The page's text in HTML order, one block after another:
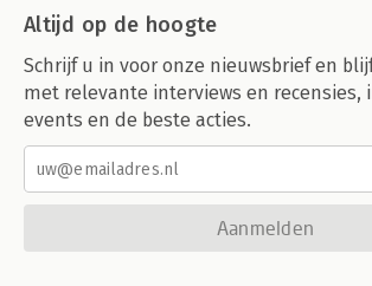
Altijd op de hoogte
Schrijf u in voor onze nieuwsbrief en
met relevante interviews en recensies,
events en de beste acties.
Aanmelden